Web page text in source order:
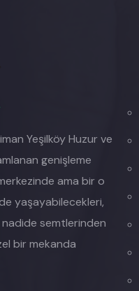
Yeşilköy Huzur ve
genişleme
ama bir o
yaşayabilecekleri,
nadide semtlerinden
bir mekanda